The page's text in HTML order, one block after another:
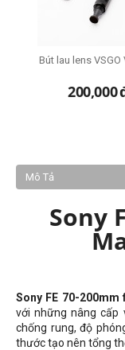
Bút lau lens VSGO
200,000
Mô Tả
Sony
Sony FE 70-200mm
với những nâng cấp
chống rung, độ
thước tạo nên tổng